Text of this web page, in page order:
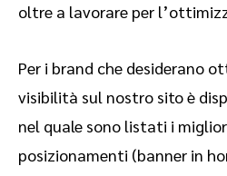
oltre a lavorare per
Per i brand che desiderano
visibilità sul nostro sito è
nel quale sono listati i
posizionamenti (banner in